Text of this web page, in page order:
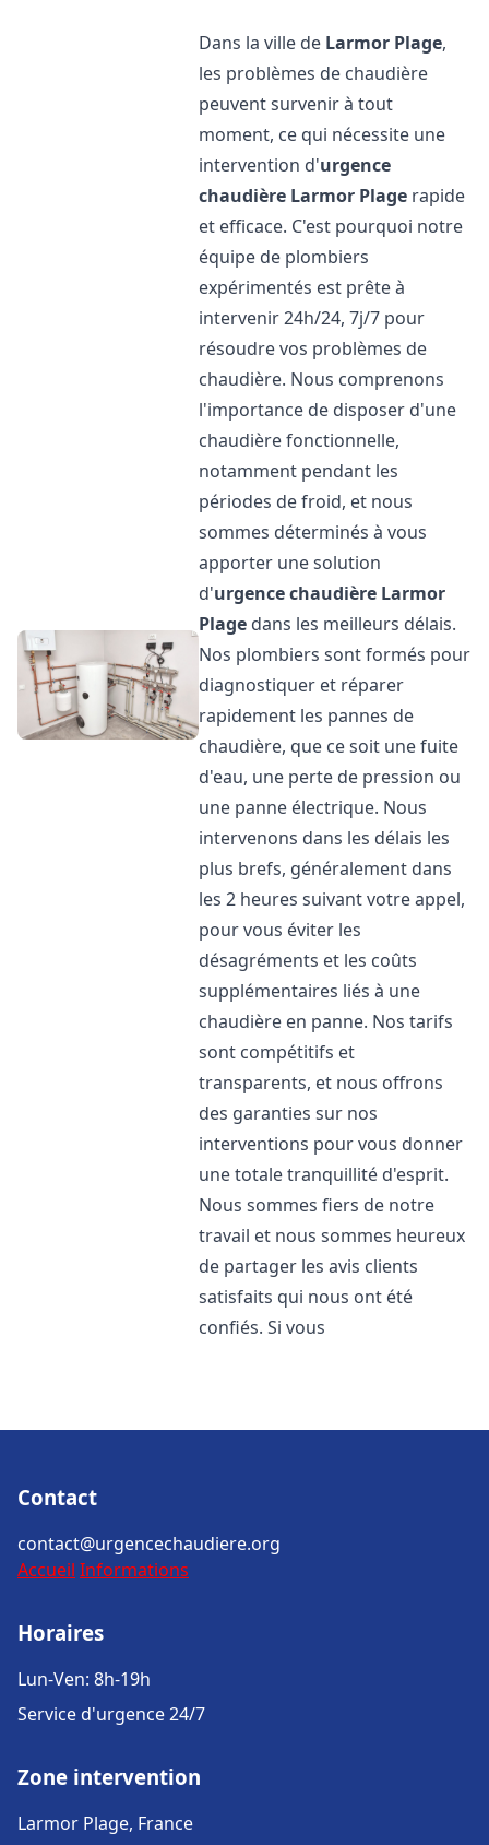
Dans la ville de Larmor Plage,
les problèmes de chaudière
peuvent survenir à tout
moment, ce qui nécessite une
intervention d'urgence
chaudière Larmor Plage rapide
et efficace. C'est pourquoi notre
équipe de plombiers
expérimentés est prête à
intervenir 24h/24, 7j/7 pour
résoudre vos problèmes de
chaudière. Nous comprenons
l'importance de disposer d'une
chaudière fonctionnelle,
notamment pendant les
périodes de froid, et nous
sommes déterminés à vous
apporter une solution
d'urgence chaudière Larmor
Plage dans les meilleurs délais.
Nos plombiers sont formés pour
diagnostiquer et réparer
rapidement les pannes de
chaudière, que ce soit une fuite
d'eau, une perte de pression ou
une panne électrique. Nous
intervenons dans les délais les
plus brefs, généralement dans
les 2 heures suivant votre appel,
pour vous éviter les
désagréments et les coûts
supplémentaires liés à une
chaudière en panne. Nos tarifs
sont compétitifs et
transparents, et nous offrons
des garanties sur nos
interventions pour vous donner
une totale tranquillité d'esprit.
Nous sommes fiers de notre
travail et nous sommes heureux
de partager les avis clients
satisfaits qui nous ont été
confiés. Si vous
Contact
contact@urgencechaudiere.org
Accueil Informations
Horaires
Lun-Ven: 8h-19h
Service d'urgence 24/7
Zone intervention
Larmor Plage, France